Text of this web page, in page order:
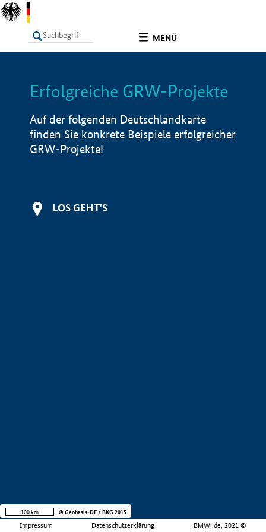
MENÜ
LISTE Info
Erfolgreiche GRW-Projekte
Auf der folgenden Deutschlandkarte
finden Sie konkrete Beispiele erfolgreicher
GRW-Projekte!
LOS GEHT'S
Impressum Datenschutzerklärung BMWi.de, 2021 ©
100 km © Geobasis-DE / BKG 2015